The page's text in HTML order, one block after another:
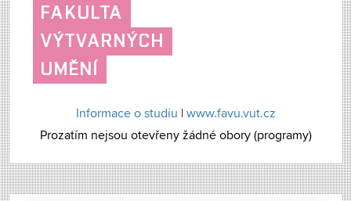
FAKULTA
VÝTVARNÝCH
UMĚNÍ
Informace o studiu
www.favu.vut.cz
Prozatím nejsou otevřeny žádné obory (programy)